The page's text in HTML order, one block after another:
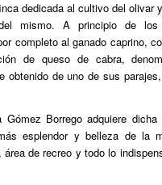
dedicada al cultivo del olivar
mismo. A principio de
completo al ganado caprino,
de queso de cabra,
obtenido de uno de sus
Borrego adquiere
esplendor y belleza de la
de recreo y todo lo